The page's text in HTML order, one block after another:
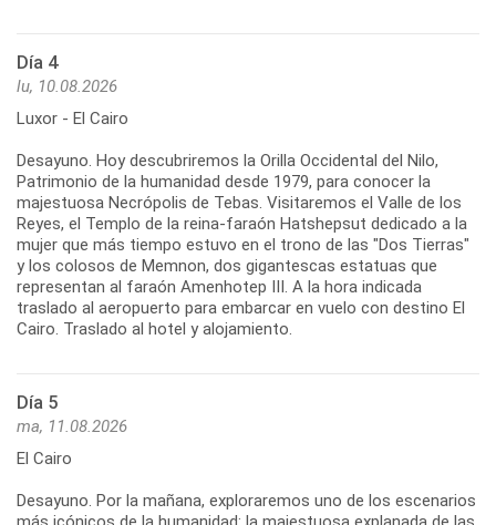
Día 4
lu, 10.08.2026
Luxor - El Cairo
Desayuno. Hoy descubriremos la Orilla Occidental del Nilo,
Patrimonio de la humanidad desde 1979, para conocer la
majestuosa Necrópolis de Tebas. Visitaremos el Valle de los
Reyes, el Templo de la reina-faraón Hatshepsut dedicado a la
mujer que más tiempo estuvo en el trono de las "Dos Tierras"
y los colosos de Memnon, dos gigantescas estatuas que
representan al faraón Amenhotep III. A la hora indicada
traslado al aeropuerto para embarcar en vuelo con destino El
Cairo. Traslado al hotel y alojamiento.
Día 5
ma, 11.08.2026
El Cairo
Desayuno. Por la mañana, exploraremos uno de los escenarios